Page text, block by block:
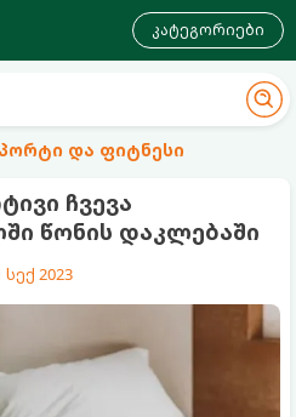
კატეგორიები
და ფიტნესი
ჩვევა
წონის დაკლებაში
სექ 2023